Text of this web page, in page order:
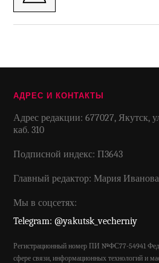
АДРЕС И КОНТАКТЫ
Адрес редакции: 677027, Якутск,
каб. 310
Подписной индекс: П3643
Главный редактор: Мария Иванова
Мы в соцсетях:
Telegram: @yakutsk_vecherniy
Регистрационный номер ПИ №ФС77-54941
сфере связи, информационных технологий и